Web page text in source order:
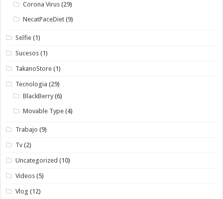
Corona Virus (29)
NecatPaceDiet (9)
Selfie (1)
Sucesos (1)
TakanoStore (1)
Tecnologia (29)
BlackBerry (6)
Movable Type (4)
Trabajo (9)
Tv (2)
Uncategorized (10)
Videos (5)
Vlog (12)